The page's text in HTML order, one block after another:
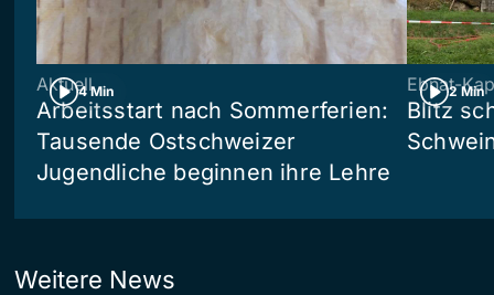
4 Min
Aktuell
Arbeitsstart nach Sommerferien:
Tausende Ostschweizer
Jugendliche beginnen ihre Lehre
2 Min
Ebnat-
Blitz
Weitere News